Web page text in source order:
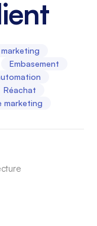
Embasement
Réachat
marketing